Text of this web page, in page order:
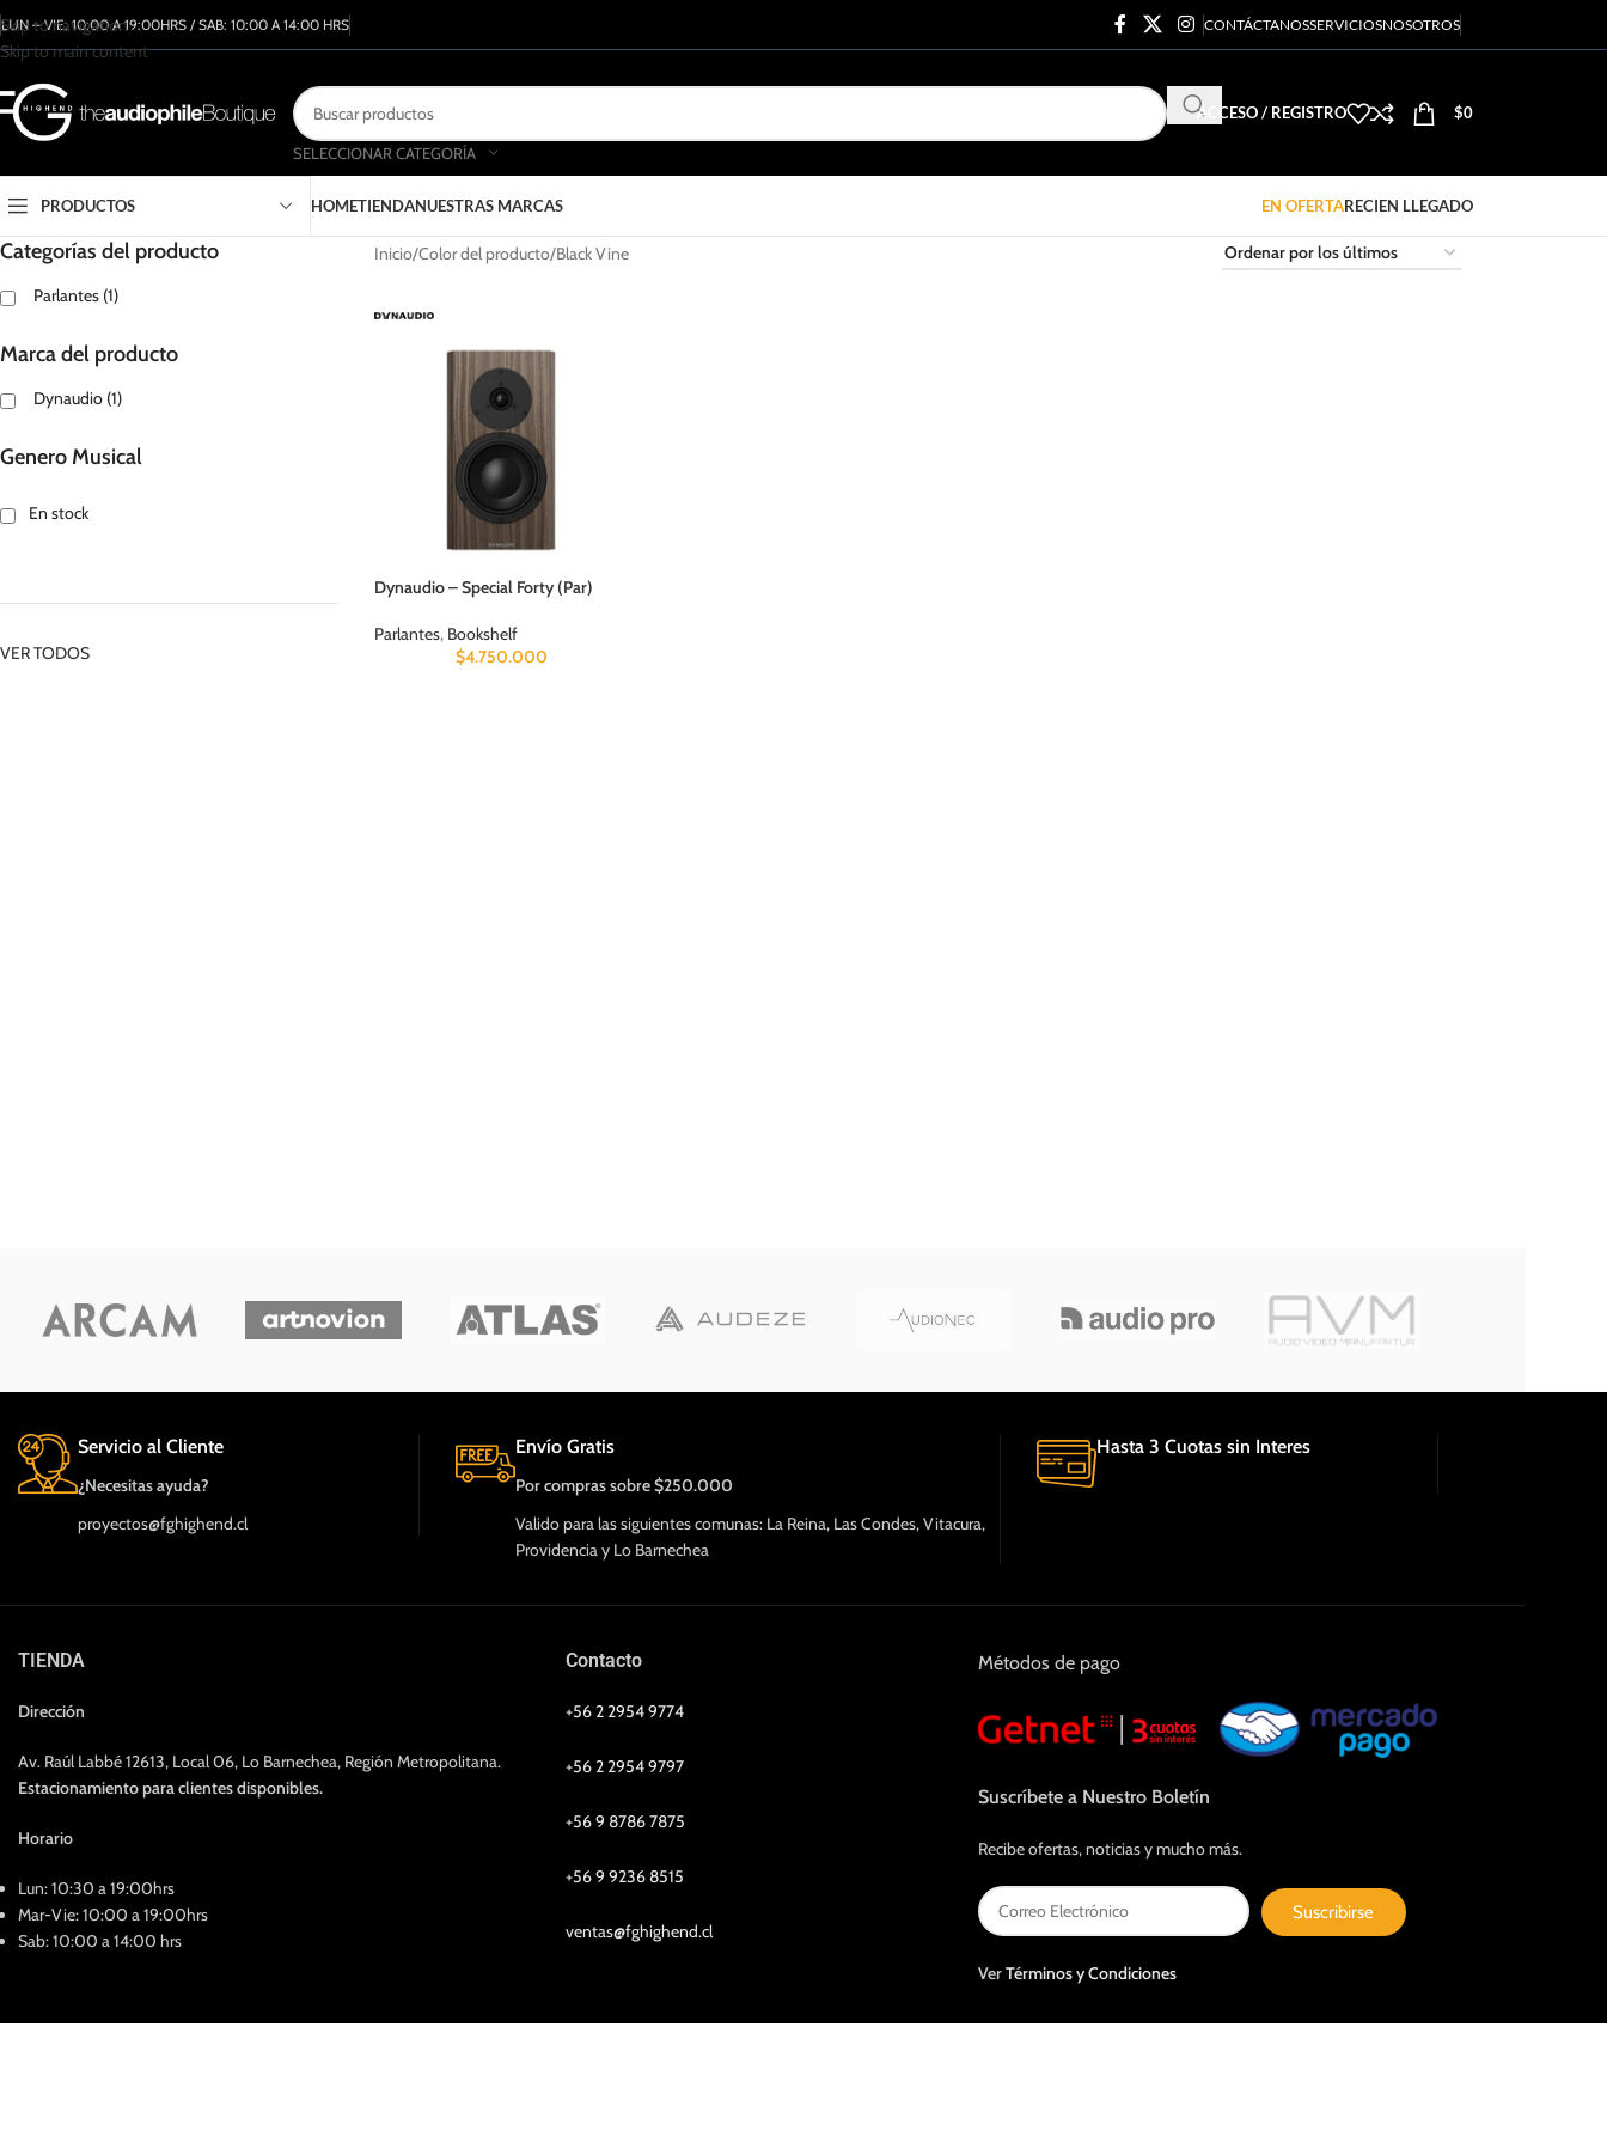
Skip to navigation
Skip to main content
LUN – VIE: 10:00 A 19:00HRS / SAB: 10:00 A 14:00 HRS CONTÁCTANOSSERVICIOSNOSOTROS
SELECCIONAR CATEGORÍA
ACCESO / REGISTRO $0
PRODUCTOS HOMETIENDANUESTRAS MARCAS EN OFERTARECIEN LLEGADO
Categorías del producto
Parlantes (1)
Marca del producto
Dynaudio (1)
Genero Musical
En stock
VER TODOS
Inicio Color del producto Black Vine
Dynaudio – Special Forty (Par)
Parlantes, Bookshelf
$4.750.000
Servicio al Cliente
¿Necesitas ayuda?
proyectos@fghighend.cl
Envío Gratis
Por compras sobre $250.000
Valido para las siguientes comunas: La Reina, Las Condes, Vitacura,
Providencia y Lo Barnechea
Hasta 3 Cuotas sin Interes
TIENDA
Dirección
Av. Raúl Labbé 12613, Local 06, Lo Barnechea, Región Metropolitana.
Estacionamiento para clientes disponibles.
Horario
Lun: 10:30 a 19:00hrs
Mar-Vie: 10:00 a 19:00hrs
Sab: 10:00 a 14:00 hrs
Contacto
+56 2 2954 9774
+56 2 2954 9797
+56 9 8786 7875
+56 9 9236 8515
ventas@fghighend.cl
Métodos de pago
Suscríbete a Nuestro Boletín
Recibe ofertas, noticias y mucho más.
Suscribirse
VerTérminos y Condiciones